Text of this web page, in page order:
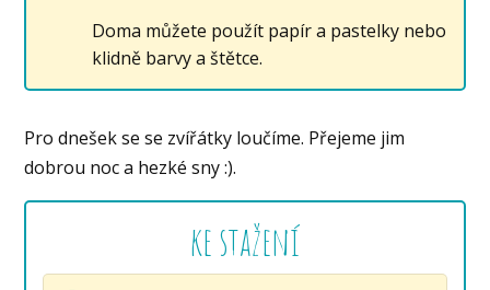
Doma můžete použít papír a pastelky nebo
klidně barvy a štětce.
Pro dnešek se se zvířátky loučíme. Přejeme jim
dobrou noc a hezké sny :).
ke stažení